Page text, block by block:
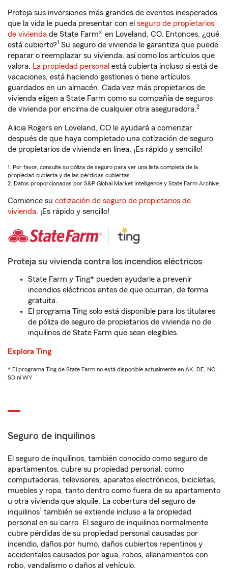
Proteja sus inversiones más grandes de eventos inesperados
que la vida le pueda presentar con el seguro de propietarios
de vivienda de State Farm® en Loveland, CO. Entonces, ¿qué
está cubierto?1 Su seguro de vivienda le garantiza que puede
reparar o reemplazar su vivienda, así como los artículos que
valora. La propiedad personal está cubierta incluso si está de
vacaciones, está haciendo gestiones o tiene artículos
guardados en un almacén. Cada vez más propietarios de
vivienda eligen a State Farm como su compañía de seguros
de vivienda por encima de cualquier otra aseguradora.2
Alicia Rogers en Loveland, CO le ayudará a comenzar
después de que haya completado una cotización de seguro
de propietarios de vivienda en línea. ¡Es rápido y sencillo!
1. Por favor, consulte su póliza de seguro para ver una lista completa de la
propiedad cubierta y de las pérdidas cubiertas.
2. Datos proporcionados por S&P Global Market Intelligence y State Farm Archive.
Comience su cotización de seguro de propietarios de
vivienda. ¡Es rápido y sencillo!
Proteja su vivienda contra los incendios eléctricos
State Farm y Ting* pueden ayudarle a prevenir
incendios eléctricos antes de que ocurran, de forma
gratuita.
El programa Ting solo está disponible para los titulares
de póliza de seguro de propietarios de vivienda no de
inquilinos de State Farm que sean elegibles.
Explora Ting
* El programa Ting de State Farm no está disponible actualmente en AK, DE, NC,
SD ni WY
Seguro de inquilinos
El seguro de inquilinos, también conocido como seguro de
apartamentos, cubre su propiedad personal, como
computadoras, televisores, aparatos electrónicos, bicicletas,
muebles y ropa, tanto dentro como fuera de su apartamento
u otra vivienda que alquile. La cobertura del seguro de
inquilinos1 también se extiende incluso a la propiedad
personal en su carro. El seguro de inquilinos normalmente
cubre pérdidas de su propiedad personal causadas por
incendio, daños por humo, daños cubiertos repentinos y
accidentales causados por agua, robos, allanamientos con
robo, vandalismo o daños al vehículo.